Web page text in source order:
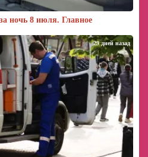
ночь 8 июля. Главное
29 дней назад